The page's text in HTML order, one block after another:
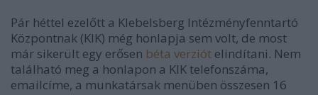
Pár héttel ezelőtt a Klebelsberg Intézményfenntartó
Központnak (KIK) még honlapja sem volt, de most
már sikerült egy erősen béta verziót elindítani. Nem
található meg a honlapon a KIK telefonszáma,
emailcíme, a munkatársak menüben összesen 16